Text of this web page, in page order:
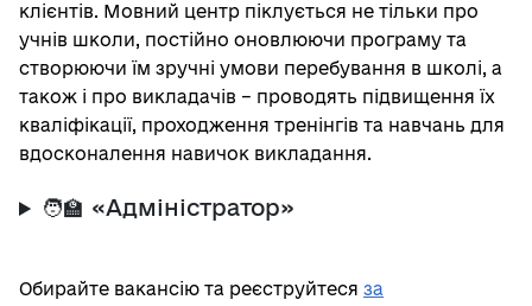
клієнтів. Мовний центр піклується не тільки про
учнів школи, постійно оновлюючи програму та
створюючи їм зручні умови перебування в школі, а
також і про викладачів – проводять підвищення їх
кваліфікації, проходження тренінгів та навчань для
вдосконалення навичок викладання.
🧑‍🏫 «Адміністратор»
Обирайте вакансію та реєструйтеся за